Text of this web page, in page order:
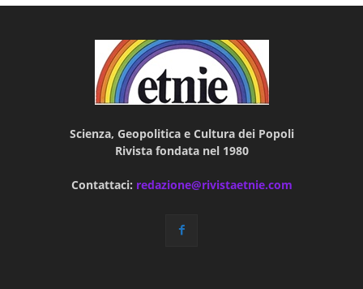
Scienza, Geopolitica e Cultura dei Popoli
Rivista fondata nel 1980
Contattaci: redazione@rivistaetnie.com